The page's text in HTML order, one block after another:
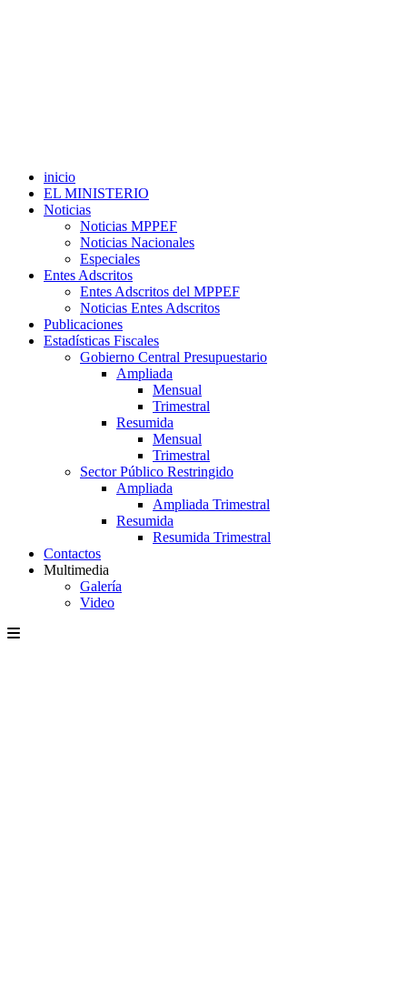
inicio
EL MINISTERIO
Noticias
Noticias MPPEF
Noticias Nacionales
Especiales
Entes Adscritos
Entes Adscritos del MPPEF
Noticias Entes Adscritos
Publicaciones
Estadísticas Fiscales
Gobierno Central Presupuestario
Ampliada
Mensual
Trimestral
Resumida
Mensual
Trimestral
Sector Público Restringido
Ampliada
Ampliada Trimestral
Resumida
Resumida Trimestral
Contactos
Multimedia
Galería
Video